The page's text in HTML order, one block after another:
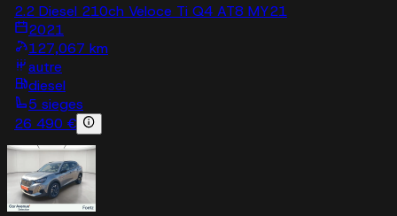
2.2 Diesel 210ch Veloce Ti Q4 AT8 MY21
2021
127,067 km
autre
diesel
5 sieges
26 490 €